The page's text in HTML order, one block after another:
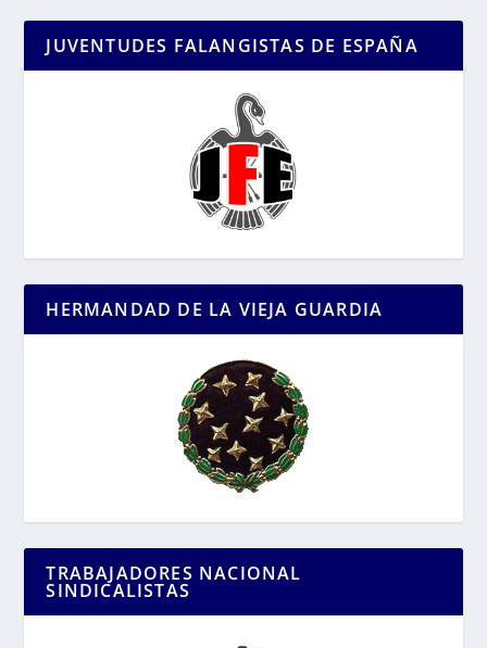
JUVENTUDES FALANGISTAS DE ESPAÑA
HERMANDAD DE LA VIEJA GUARDIA
TRABAJADORES NACIONAL
SINDICALISTAS